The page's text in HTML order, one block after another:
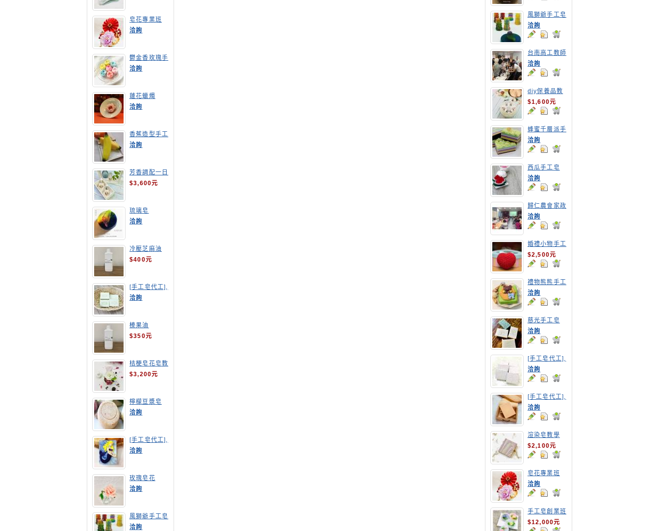
皂花專業班
洽詢
鬱金香玫瑰手
工皂(長高型)
洽詢
蓮花蠟燭
洽詢
香蕉造型手工
皂
洽詢
芳香調配一日
班
$3,600元
琉璃皂
洽詢
冷壓芝麻油
$400元
[手工皂代工],
酪梨手工皂
洽詢
榛果油
$350元
桔梗皂花皂教
學
$3,200元
檸檬豆漿皂
(溫潤手感皂)
洽詢
[手工皂代工],
美人魚手工皂
洽詢
玫瑰皂花
洽詢
風獅爺手工皂
洽詢
風獅爺手工皂
洽詢
台南高工教師
保養品研習營
洽詢
diy保養品教
學-修護霜
$1,600元
蜂蜜千層派手
工皂
洽詢
西瓜手工皂
洽詢
歸仁農會家政
專案計畫-酵
素清潔液研習
座談
洽詢
婚禮小物手工
皂教學
$2,500元
禮物熊熊手工
皂
洽詢
慈光手工皂
洽詢
[手工皂代工],
紅豆手工皂
洽詢
[手工皂代工],
胡蘿蔔手工皂
洽詢
渲染皂教學
$2,100元
皂花專業班
洽詢
手工皂創業班
(MP皂班)
$12,000元